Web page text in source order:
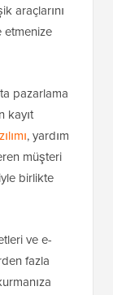
araçlarını
etmenize
pazarlama
kayıt
, yardım
müşteri
birlikte
ve e-
fazla